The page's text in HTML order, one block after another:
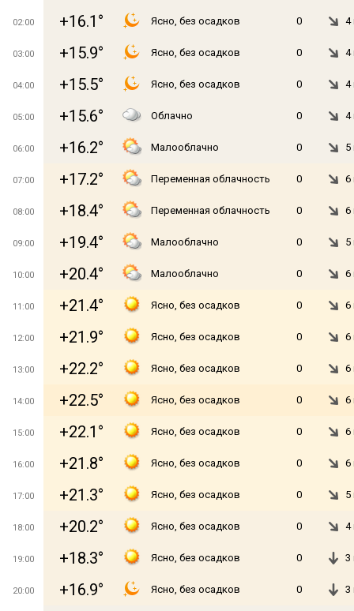
02:00 +16.1° Ясно, без осадков 0 4
03:00 +15.9° Ясно, без осадков 0 4
04:00 +15.5° Ясно, без осадков 0 4
05:00 +15.6° Облачно 0 4
06:00 +16.2° Малооблачно 0 5
07:00 +17.2° Переменная облачность 0 6
08:00 +18.4° Переменная облачность 0 6
09:00 +19.4° Малооблачно 0 5
10:00 +20.4° Малооблачно 0 6
11:00 +21.4° Ясно, без осадков 0 6
12:00 +21.9° Ясно, без осадков 0 6
13:00 +22.2° Ясно, без осадков 0 6
14:00 +22.5° Ясно, без осадков 0 6
15:00 +22.1° Ясно, без осадков 0 6
16:00 +21.8° Ясно, без осадков 0 6
17:00 +21.3° Ясно, без осадков 0 5
18:00 +20.2° Ясно, без осадков 0 4
19:00 +18.3° Ясно, без осадков 0 3
20:00 +16.9° Ясно, без осадков 0 3